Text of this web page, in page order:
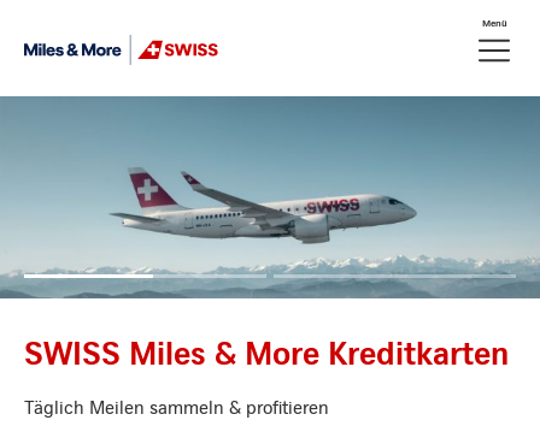
Header
Logo
Meta
Menü
SWISS Miles & More Kreditkarten
Täglich Meilen sammeln & profitieren
Privatkunden Firmenkunden